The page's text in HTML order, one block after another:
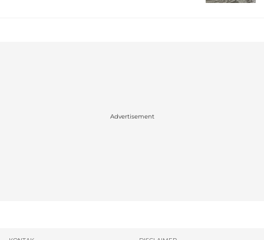
Advertisement